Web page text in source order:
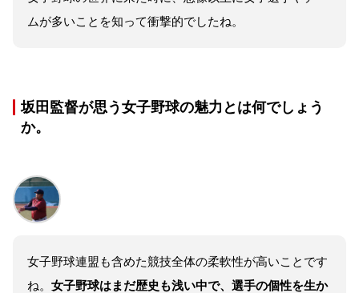
ムが多いことを知って衝撃的でしたね。
坂田監督が思う女子野球の魅力とは何でしょう
か。
女子野球連盟も含めた競技全体の柔軟性が高いことです
ね。 女子野球はまだ歴史も浅い中で、選手の個性を生か